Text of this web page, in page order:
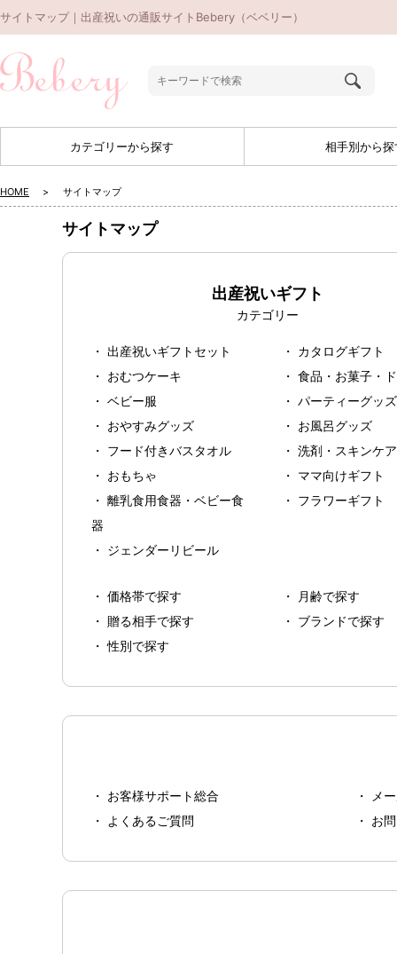
サイトマップ｜出産祝いの通販サイトBebery（ベベリー）
カテゴリーから探す 相手別から探
HOME サイトマップ
サイトマップ
出産祝いギフト
カテゴリー
出産祝いギフトセット
おむつケーキ
ベビー服
おやすみグッズ
フード付きバスタオル
おもちゃ
離乳食用食器・ベビー食
器
ジェンダーリビール
カタログギフト
食品・お菓子・
パーティーグッズ
お風呂グッズ
洗剤・スキンケ
ママ向けギフト
フラワーギフト
価格帯で探す
贈る相手で探す
性別で探す
月齢で探す
ブランドで探す
お客様サポート総合
メ
よくあるご質問
お